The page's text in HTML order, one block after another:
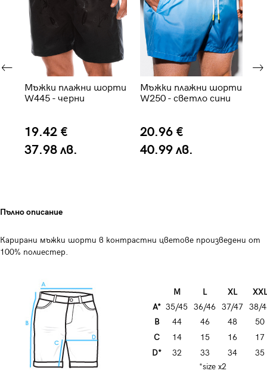
Мъжки плажни шорти
W445 - черни
19.42 €
37.98 лв.
Мъжки плажни шорти
W250 - светло сини
20.96 €
40.99 лв.
Пълно описание
Карирани мъжки шорти в контрастни цветове произведени от
100% полиестер.
M L XL
XXL
A* 35/45 36/46 37/47
38/
B
44 46 48
50
C
14 15 16
17
D*
32 33 34
35
*size x2